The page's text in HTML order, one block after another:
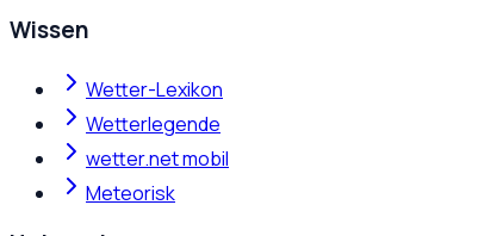
Wissen
Wetter-Lexikon
Wetterlegende
wetter.net mobil
Meteorisk